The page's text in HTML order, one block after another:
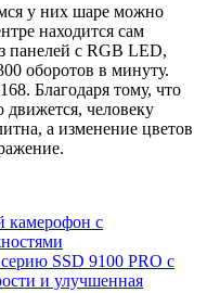
у них шаре можно
находится сам
панелей с RGB LED,
оборотов в минуту.
Благодаря тому, что
движется, человеку
а изменение цветов
камерофон с
SSD 9100 PRO с
и улучшенная